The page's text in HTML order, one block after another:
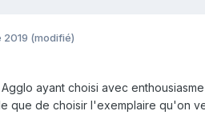
2019 (modifié)
ayant choisi avec
que de choisir l'exemplaire qu'on